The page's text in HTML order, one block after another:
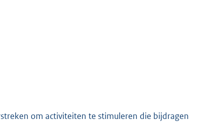
om activiteiten te stimuleren die bijdragen